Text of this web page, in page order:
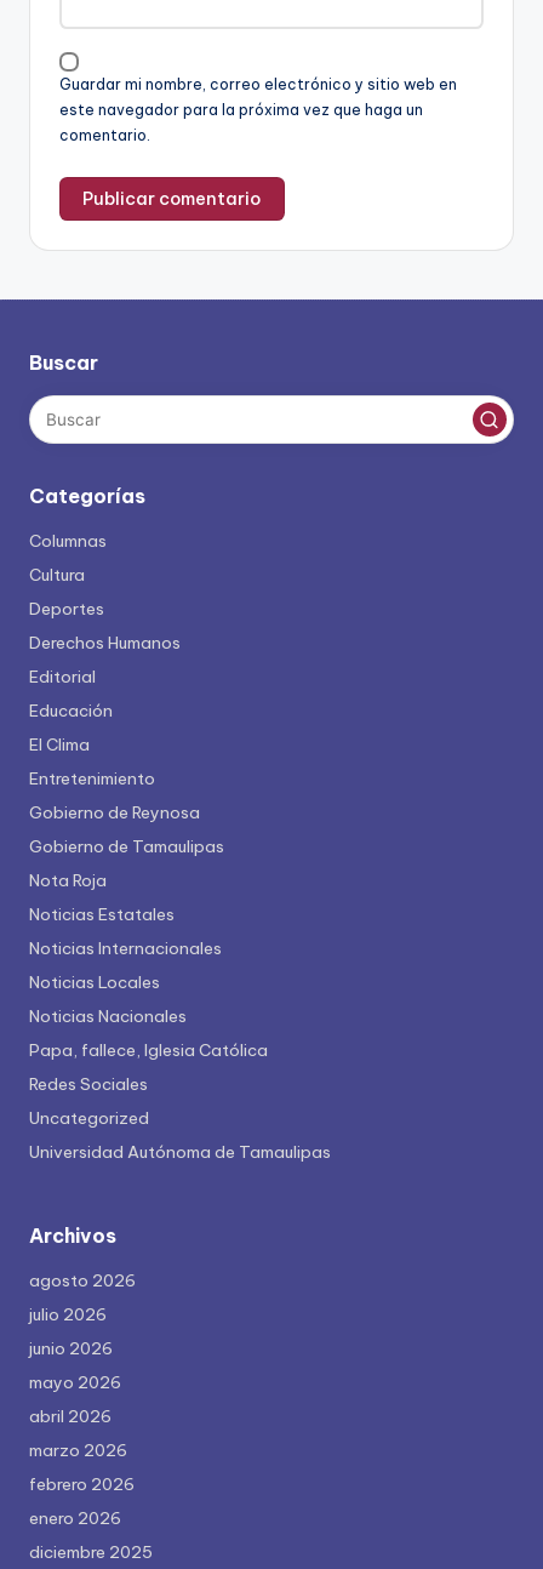
Guardar mi nombre, correo electrónico y sitio web en
este navegador para la próxima vez que haga un
comentario.
Buscar
Categorías
Columnas
Cultura
Deportes
Derechos Humanos
Editorial
Educación
El Clima
Entretenimiento
Gobierno de Reynosa
Gobierno de Tamaulipas
Nota Roja
Noticias Estatales
Noticias Internacionales
Noticias Locales
Noticias Nacionales
Papa, fallece, Iglesia Católica
Redes Sociales
Uncategorized
Universidad Autónoma de Tamaulipas
Archivos
agosto 2026
julio 2026
junio 2026
mayo 2026
abril 2026
marzo 2026
febrero 2026
enero 2026
diciembre 2025